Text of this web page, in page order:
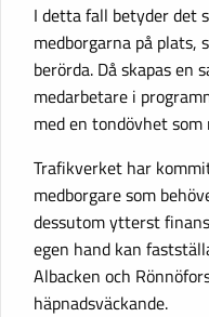
I detta fall betyder det
medborgarna på plats,
berörda. Då skapas en
medarbetare i
med en tondövhet
Trafikverket har
medborgare som
dessutom ytterst
egen hand kan
Albacken och
häpnadsväckande.